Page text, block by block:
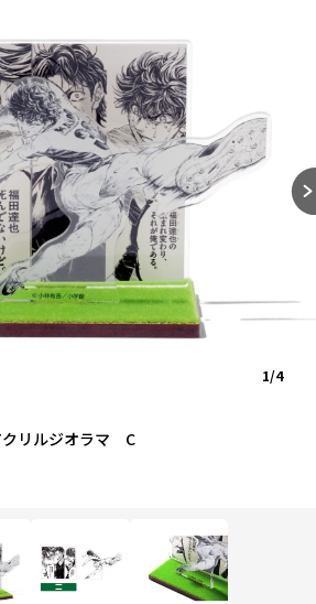
クリルジオラマ C
1/4